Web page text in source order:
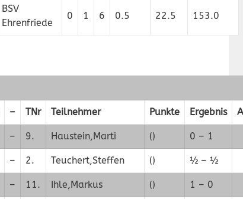
BSV
Ehrenfriede
0 1 6 0.5 22.5 153.0
– TNr Teilnehmer Punkte Ergebnis
– 9. Haustein,Marti () 0 – 1
– 2. Teuchert,Steffen () ½ – ½
– 11. Ihle,Markus () 1 – 0